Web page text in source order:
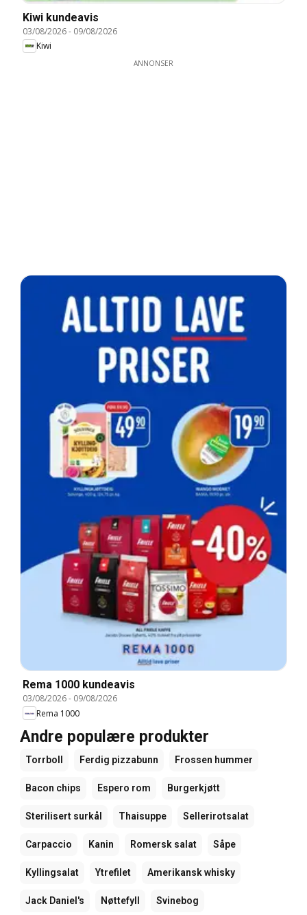
Kiwi kundeavis
03/08/2026- 09/08/2026
Kiwi
ANNONSER
Rema 1000 kundeavis
03/08/2026- 09/08/2026
Rema 1000
Andre populære produkter
Torrboll Ferdig pizzabunn Frossen hummer
Bacon chips Espero rom Burgerkjøtt
Sterilisert surkål Thaisuppe Sellerirotsalat
Carpaccio Kanin Romersk salat Såpe
Kyllingsalat Ytrefilet Amerikansk whisky
Jack Daniel's Nøttefyll Svinebog